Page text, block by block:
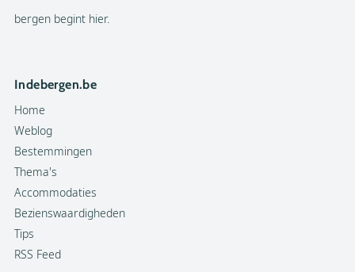
bergen begint hier.
Indebergen.be
Home
Weblog
Bestemmingen
Thema's
Accommodaties
Bezienswaardigheden
Tips
RSS Feed